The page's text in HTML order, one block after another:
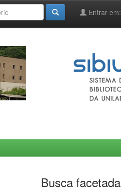
Entrar em:
Busca facetada